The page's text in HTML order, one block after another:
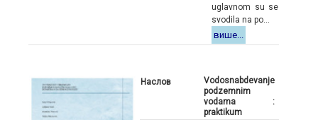
uglavnom su se
svodila na po...
више...
Наслов
Vodosnabdevanje
podzemnim
vodama :
praktikum